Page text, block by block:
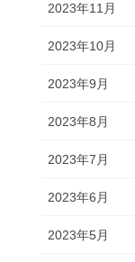
2023年11月
2023年10月
2023年9月
2023年8月
2023年7月
2023年6月
2023年5月